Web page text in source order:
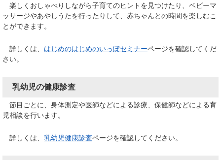
楽しくおしゃべりしながら子育てのヒントを見つけたり、ベビーマ
ッサージやあやしうたを行ったりして、赤ちゃんとの時間を楽しむこ
とができます。
詳しくは、 はじめのはじめのいっぽセミナー​​​​ページを確認してくだ
さい。
乳幼児の健康診査
節目ごとに、身体測定や医師などによる診療、保健師などによる育
児相談を行います。
詳しくは、 乳幼児健康診査ページを確認してください。